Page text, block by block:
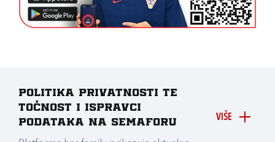
VIŠE
Politika privatnosti te
točnost i ispravci
podataka na Semaforu